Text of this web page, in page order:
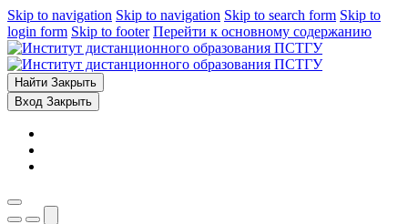
Skip to navigation Skip to navigation Skip to search form Skip to
login form Skip to footer Перейти к основному содержанию
Найти Закрыть
Вход Закрыть